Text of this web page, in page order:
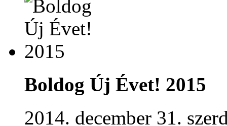
Boldog Új Évet! 2015
2014. december 31.